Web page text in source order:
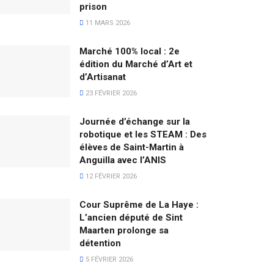
prison
11 MARS 2026
Marché 100% local : 2e
édition du Marché d’Art et
d’Artisanat
23 FÉVRIER 2026
Journée d’échange sur la
robotique et les STEAM : Des
élèves de Saint-Martin à
Anguilla avec l’ANIS
12 FÉVRIER 2026
Cour Suprême de La Haye :
L’ancien député de Sint
Maarten prolonge sa
détention
5 FÉVRIER 2026